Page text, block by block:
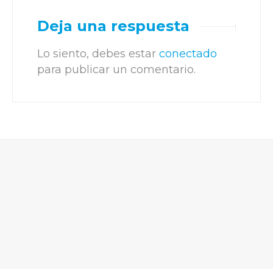
Deja una respuesta
Lo siento, debes estar conectado
para publicar un comentario.